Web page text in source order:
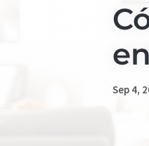
Sep 4,